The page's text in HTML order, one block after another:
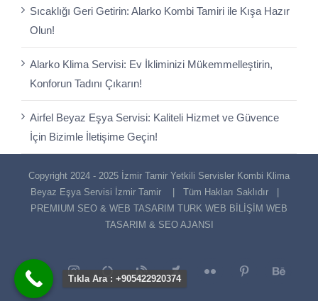
Sıcaklığı Geri Getirin: Alarko Kombi Tamiri ile Kışa Hazır
Olun!
Alarko Klima Servisi: Ev İkliminizi Mükemmelleştirin,
Konforun Tadını Çıkarın!
Airfel Beyaz Eşya Servisi: Kaliteli Hizmet ve Güvence
İçin Bizimle İletişime Geçin!
Copyright 2024 - 2025 İzmir Tamir Yetkili Servisler Kombi Klima
Beyaz Eşya Servisi
İzmir Tamir
| Tüm Hakları Saklıdır |
PREMIUM SEO & WEB TASARIM TURK WEB BİLİŞİM WEB
TASARIM & SEO AJANSI
FacebookInstagram
E-
posta
BloggerDeviantartFlickr
Pinterest
Tıkla Ara : +905422920374